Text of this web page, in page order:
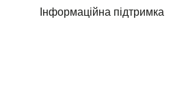
Інформаційна підтримка